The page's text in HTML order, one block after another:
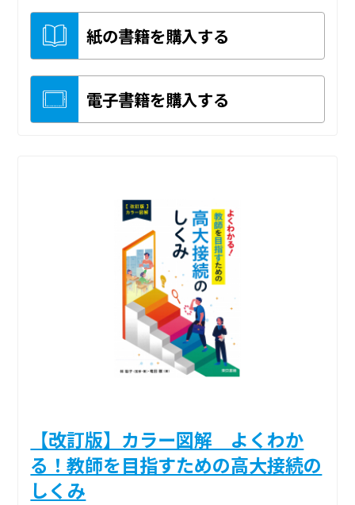
紙の書籍を購入する
電子書籍を購入する
【改訂版】カラー図解 よくわか
る！教師を目指すための高大接続の
しくみ